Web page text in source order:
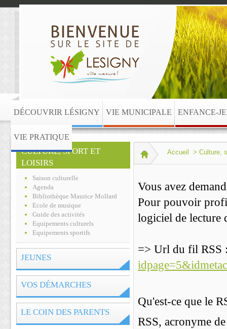
DÉCOUVRIR LÉSIGNY VIE MUNICIPALE ENFANCE-
VIE PRATIQUE
CULTURE, SPORT ET
LOISIRS
Saison culturelle
Agenda
Bibliothèque Maurice Mollard
Ecole de musique
Guide des activités
Equipements culturels
Equipements sportifs
JEUNES
VOS DÉMARCHES
LE COIN DES PARENTS
Accueil > Culture,
Vous avez
Pour pouvoir
logiciel de lecture
=> Url du fil RSS
Qu'est-ce que le
RSS, acronyme